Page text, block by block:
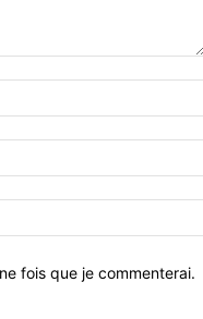
fois que je commenterai.